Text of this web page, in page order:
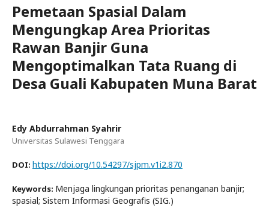
Pemetaan Spasial Dalam
Mengungkap Area Prioritas
Rawan Banjir Guna
Mengoptimalkan Tata Ruang di
Desa Guali Kabupaten Muna Barat
Edy Abdurrahman Syahrir
Universitas Sulawesi Tenggara
DOI: https://doi.org/10.54297/sjpm.v1i2.870
Keywords: Menjaga lingkungan prioritas penanganan banjir;
spasial; Sistem Informasi Geografis (SIG.)